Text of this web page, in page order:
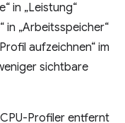
in „Leistung“
in „Arbeitsspeicher“
aufzeichnen“ im
sichtbare
Profiler entfernt